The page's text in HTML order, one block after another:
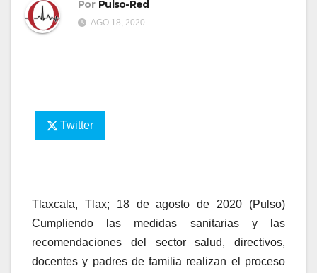
Por Pulso-Red
AGO 18, 2020
Twitter
Tlaxcala, Tlax; 18 de agosto de 2020 (Pulso)
Cumpliendo las medidas sanitarias y las
recomendaciones del sector salud, directivos,
docentes y padres de familia realizan el proceso